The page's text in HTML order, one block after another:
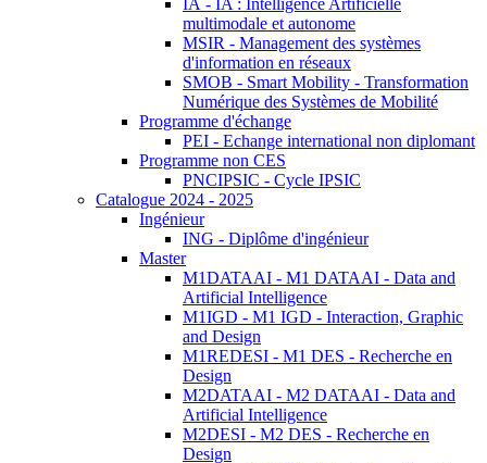
IA - IA : Intelligence Artificielle
multimodale et autonome
MSIR - Management des systèmes
d'information en réseaux
SMOB - Smart Mobility - Transformation
Numérique des Systèmes de Mobilité
Programme d'échange
PEI - Echange international non diplomant
Programme non CES
PNCIPSIC - Cycle IPSIC
Catalogue 2024 - 2025
Ingénieur
ING - Diplôme d'ingénieur
Master
M1DATAAI - M1 DATAAI - Data and
Artificial Intelligence
M1IGD - M1 IGD - Interaction, Graphic
and Design
M1REDESI - M1 DES - Recherche en
Design
M2DATAAI - M2 DATAAI - Data and
Artificial Intelligence
M2DESI - M2 DES - Recherche en
Design